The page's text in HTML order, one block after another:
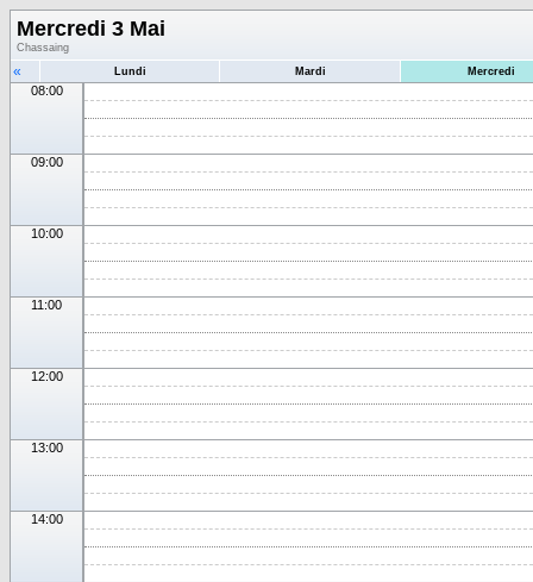
Mercredi 3 Mai
Chassaing
« Lundi Mardi Mercredi
08:00
09:00
10:00
11:00
12:00
13:00
14:00